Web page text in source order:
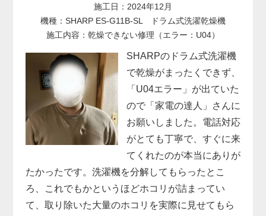
施工日：2024年12月
機種：SHARP ES-G11B-SL ドラム式洗濯乾燥機
施工内容：乾燥できない修理（エラー：U04）
SHARPのドラム式洗濯機
で乾燥がまったくできず、
「U04エラー」が出ていた
ので「家電の達人」さんに
お願いしました。電話対応
がとても丁寧で、すぐに来
てくれたのが本当にありが
たかったです。洗濯機を分解してもらったとこ
ろ、これでもかというほどホコリが詰まってい
て、取り除いた大量のホコリを実際に見せてもら